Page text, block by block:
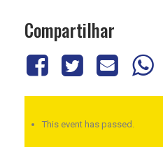
Compartilhar
This event has passed.